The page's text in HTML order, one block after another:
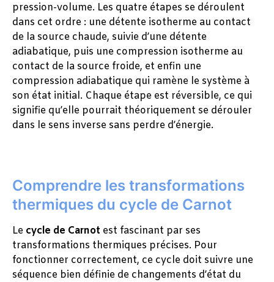
pression-volume. Les quatre étapes se déroulent
dans cet ordre : une détente isotherme au contact
de la source chaude, suivie d’une détente
adiabatique, puis une compression isotherme au
contact de la source froide, et enfin une
compression adiabatique qui ramène le système à
son état initial. Chaque étape est réversible, ce qui
signifie qu’elle pourrait théoriquement se dérouler
dans le sens inverse sans perdre d’énergie.
Comprendre les transformations
thermiques du cycle de Carnot
Le cycle de Carnot est fascinant par ses
transformations thermiques précises. Pour
fonctionner correctement, ce cycle doit suivre une
séquence bien définie de changements d’état du